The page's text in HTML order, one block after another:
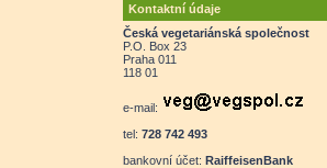
Kontaktní údaje
Česká vegetariánská společnost
P.O. Box 23
Praha 011
118 01
e-mail:
tel: 728 742 493
bankovní účet: RaiffeisenBank